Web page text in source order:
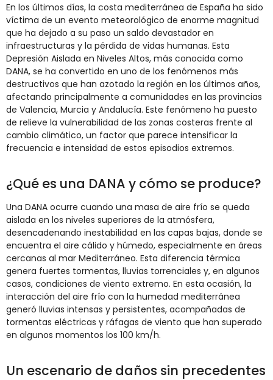
En los últimos días, la costa mediterránea de España ha sido
víctima de un evento meteorológico de enorme magnitud
que ha dejado a su paso un saldo devastador en
infraestructuras y la pérdida de vidas humanas. Esta
Depresión Aislada en Niveles Altos, más conocida como
DANA, se ha convertido en uno de los fenómenos más
destructivos que han azotado la región en los últimos años,
afectando principalmente a comunidades en las provincias
de Valencia, Murcia y Andalucía. Este fenómeno ha puesto
de relieve la vulnerabilidad de las zonas costeras frente al
cambio climático, un factor que parece intensificar la
frecuencia e intensidad de estos episodios extremos.
¿Qué es una DANA y cómo se produce?
Una DANA ocurre cuando una masa de aire frío se queda
aislada en los niveles superiores de la atmósfera,
desencadenando inestabilidad en las capas bajas, donde se
encuentra el aire cálido y húmedo, especialmente en áreas
cercanas al mar Mediterráneo. Esta diferencia térmica
genera fuertes tormentas, lluvias torrenciales y, en algunos
casos, condiciones de viento extremo. En esta ocasión, la
interacción del aire frío con la humedad mediterránea
generó lluvias intensas y persistentes, acompañadas de
tormentas eléctricas y ráfagas de viento que han superado
en algunos momentos los 100 km/h.
Un escenario de daños sin precedentes